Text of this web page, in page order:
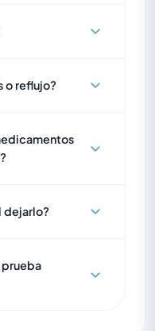
o reflujo?
dejarlo?
prueba